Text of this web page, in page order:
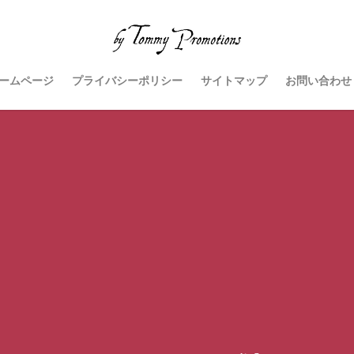
ムページ プライバシーポリシー サイトマップ お問い合わせ